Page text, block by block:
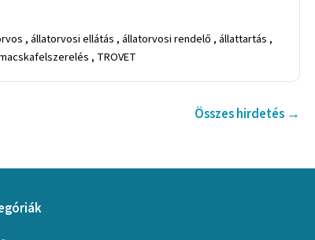
, állatorvosi ellátás , állatorvosi rendelő , állattartás ,
, TROVET
Összes hirdetés →